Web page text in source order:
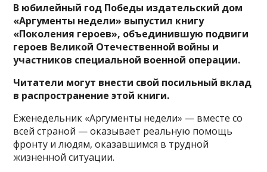
В юбилейный год Победы издательский дом
«Аргументы недели» выпустил книгу
«Поколения героев», объединившую подвиги
героев Великой Отечественной войны и
участников специальной военной операции.
Читатели могут внести свой посильный вклад
в распространение этой книги.
Еженедельник «Аргументы недели» — вместе со
всей страной — оказывает реальную помощь
фронту и людям, оказавшимся в трудной
жизненной ситуации.